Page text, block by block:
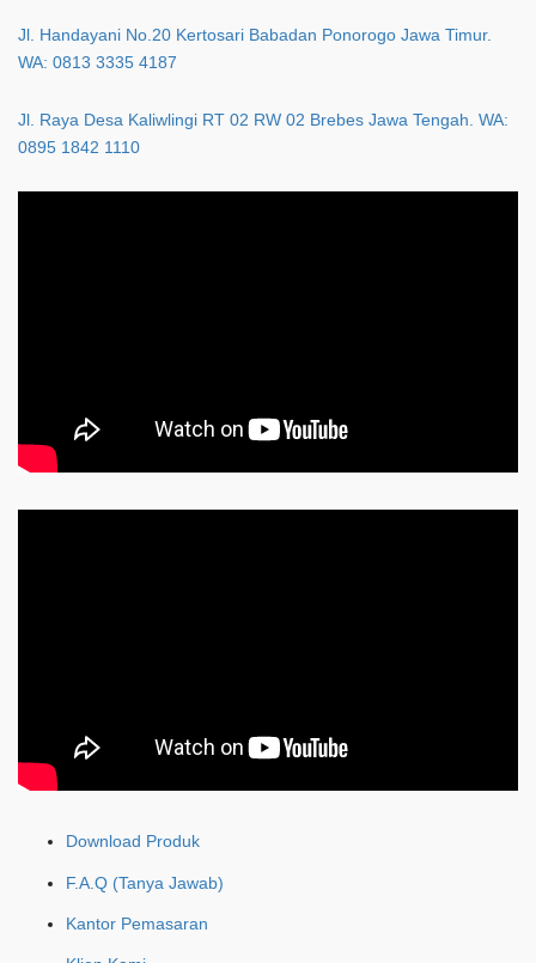
Jl. Handayani No.20 Kertosari Babadan Ponorogo Jawa Timur.
WA: 0813 3335 4187
Jl. Raya Desa Kaliwlingi RT 02 RW 02 Brebes Jawa Tengah. WA:
0895 1842 1110
Download Produk
F.A.Q (Tanya Jawab)
Kantor Pemasaran